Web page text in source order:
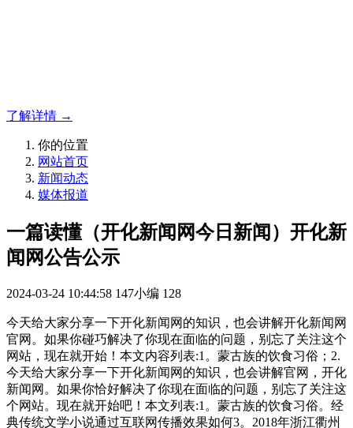
了解详情 →
你的位置
网站首页
新闻动态
媒体报道
一篇读懂（开化新闻网今日新闻）开化新
闻网公告公示
2024-03-24 10:44:58 147小编 128
今天给大家分享一下开化新闻网的知识，也会讲解开化新闻网
官网。如果你碰巧解决了你现在面临的问题，别忘了关注这个
网站，现在就开始！本文内容列表:1。蒙古族的饮食习俗；2.
今天给大家分享一下开化新闻网的知识，也会讲解官网，开化
新闻网。如果你恰好解决了你现在面临的问题，别忘了关注这
个网站。现在就开始吧！本文列表:1。蒙古族的饮食习俗。经
典传统文学小说通过互联网传播效果如何3。2018年浙江衢州